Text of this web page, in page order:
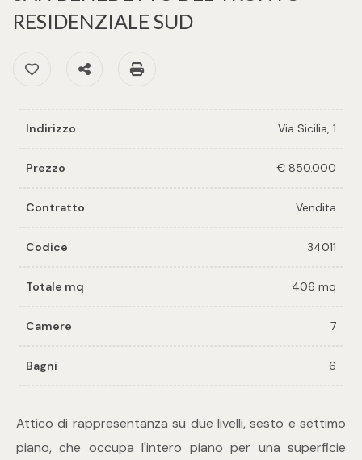
RESIDENZIALE SUD
Preferiti: Cod. 34011
Condividi
Indirizzo Via Sicilia, 1
Prezzo € 850.000
Contratto Vendita
Codice 34011
Totale mq 406 mq
Camere 7
Bagni 6
Attico di rappresentanza su due livelli, sesto e settimo
piano, che occupa l'intero piano per una superficie
per voi
Richiedi
un
vendi il
immobile
Contattaci
-
Residenziali
Industriali